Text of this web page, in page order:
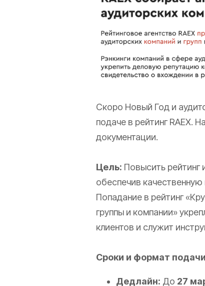
Скоро Новый Год и
подаче в рейтинг RAEX.
документации.
Цель: Повысить рейтинг
обеспечив качественную
Попадание в рейтинг
группы и компании»
клиентов и служит
Сроки и формат подачи
Дедлайн: До 27